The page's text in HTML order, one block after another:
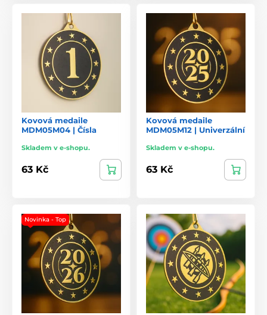
Kovová medaile
MDM05M04 | Čísla
Skladem v e-shopu.
63 Kč
Kovová medaile
MDM05M12 | Univerzální
Skladem v e-shopu.
63 Kč
Novinka - Top